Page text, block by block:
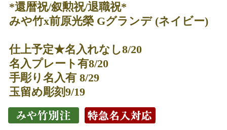
*還暦祝/叙勲祝/退職祝*
みや竹x前原光榮 Gグランデ (ネイビー)
仕上予定★名入れなし8/20
名入プレート有8/20
手彫り名入有 8/29
玉留め彫刻9/19